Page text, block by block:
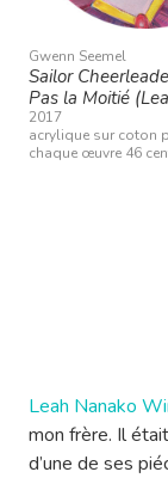
Gwenn Seemel
Sailor
Pas la Moitié
2017
acrylique sur coton
chaque œuvre 46
Leah Nanako
mon frère. Il
d’une de ses